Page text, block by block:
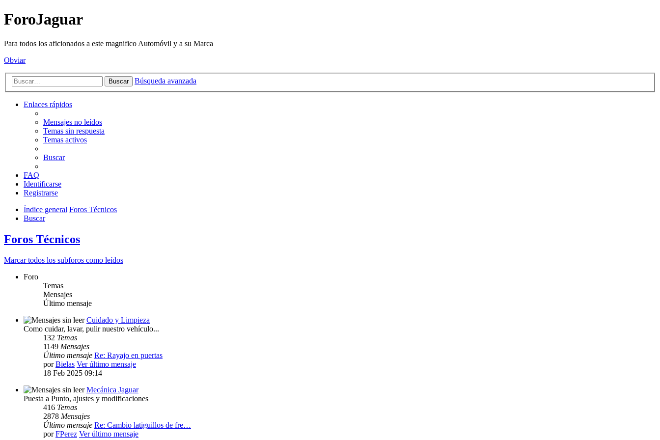
ForoJaguar
Para todos los aficionados a este magnifico Automóvil y a su Marca
Obviar
Buscar Búsqueda avanzada
Enlaces rápidos
Mensajes no leídos
Temas sin respuesta
Temas activos
Buscar
FAQ
Identificarse
Registrarse
Índice general Foros Técnicos
Buscar
Foros Técnicos
Marcar todos los subforos como leídos
Foro
Temas
Mensajes
Último mensaje
Cuidado y Limpieza
Como cuidar, lavar, pulir nuestro vehículo...
132 Temas
1149 Mensajes
Último mensaje Re: Rayajo en puertas
porBielas Ver último mensaje
18 Feb 2025 09:14
Mecánica Jaguar
Puesta a Punto, ajustes y modificaciones
416 Temas
2878 Mensajes
Último mensaje Re: Cambio latiguillos de fre…
porFPerez Ver último mensaje